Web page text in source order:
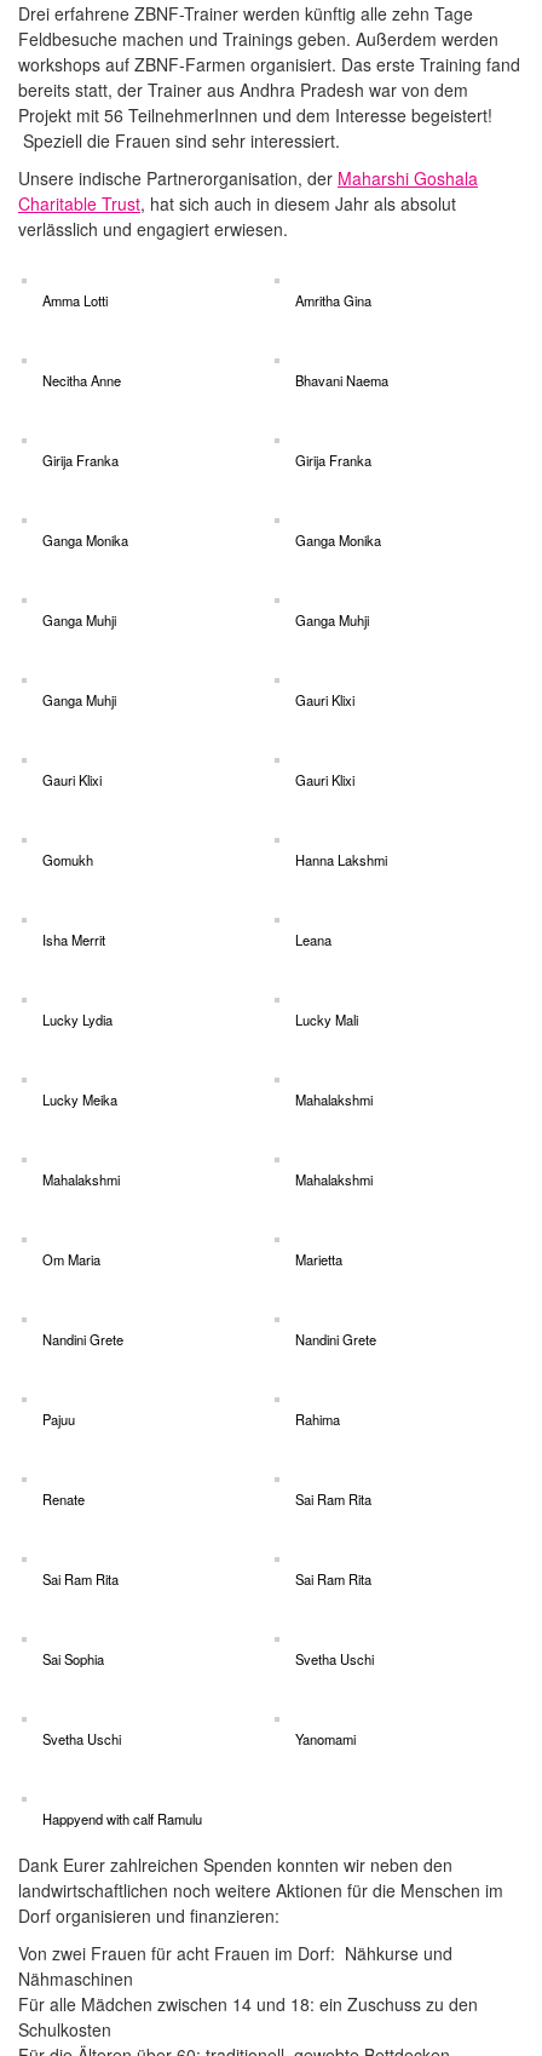
Drei erfahrene ZBNF-Trainer werden künftig alle zehn Tage
Feldbesuche machen und Trainings geben. Außerdem werden
workshops auf ZBNF-Farmen organisiert. Das erste Training fand
bereits statt, der Trainer aus Andhra Pradesh war von dem
Projekt mit 56 TeilnehmerInnen und dem Interesse begeistert!
Speziell die Frauen sind sehr interessiert.
Unsere indische Partnerorganisation, der Maharshi Goshala
Charitable Trust, hat sich auch in diesem Jahr als absolut
verlässlich und engagiert erwiesen.
Amma Lotti Amritha Gina
Necitha Anne Bhavani Naema
Girija Franka Girija Franka
Ganga Monika Ganga Monika
Ganga Muhji Ganga Muhji
Ganga Muhji Gauri Klixi
Gauri Klixi Gauri Klixi
Gomukh Hanna Lakshmi
Isha Merrit Leana
Lucky Lydia Lucky Mali
Lucky Meika Mahalakshmi
Mahalakshmi Mahalakshmi
Om Maria Marietta
Nandini Grete Nandini Grete
Pajuu Rahima
Renate Sai Ram Rita
Sai Ram Rita Sai Ram Rita
Sai Sophia Svetha Uschi
Svetha Uschi Yanomami
Happyend with calf Ramulu
Dank Eurer zahlreichen Spenden konnten wir neben den
landwirtschaftlichen noch weitere Aktionen für die Menschen im
Dorf organisieren und finanzieren:
Von zwei Frauen für acht Frauen im Dorf: Nähkurse und
Nähmaschinen
Für alle Mädchen zwischen 14 und 18: ein Zuschuss zu den
Schulkosten